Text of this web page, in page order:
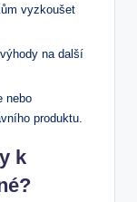
vyzkoušet
na další
⁢nebo
produktu.
k